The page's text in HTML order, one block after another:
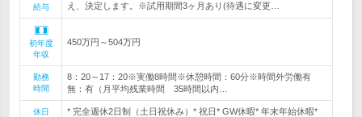
給与
え、決定します。※試用期間3ヶ月あり(待遇に変更…
初年度
年収
450万円～504万円
勤務
時間
8：20～17：20※実働8時間※休憩時間：60分※時間外労働有
無：有（月平均残業時間 35時間以内…
休日
* 完全週休2日制（土日祝休み）* 祝日* GW休暇* 年末年始休暇*